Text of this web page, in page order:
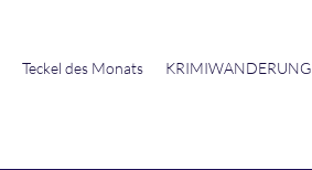
Teckel des Monats KRIMIWANDERUNG